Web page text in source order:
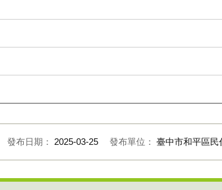
發布日期： 2025-03-25 發布單位： 臺中市和平區民